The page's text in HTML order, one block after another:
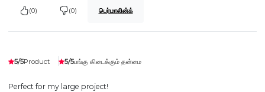
(0) (0) பெர்மாலின்க்
5/5Product 5/5பங்கு கிடைக்கும் தன்மை
Perfect for my large project!